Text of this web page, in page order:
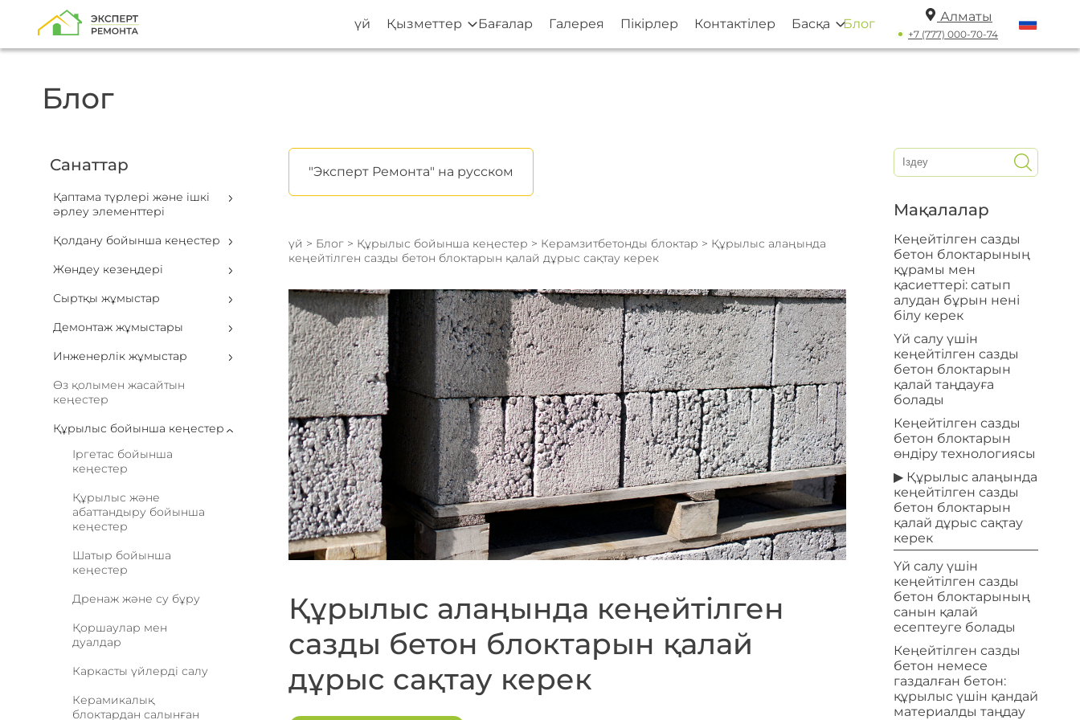
үй Қызметтер Бағалар Галерея Пікірлер Контактілер Басқа Блог Алматы
+7 (777) 000-70-74
Блог
Санаттар
Қаптама түрлері және ішкі
әрлеу элементтері
Қолдану бойынша кеңестер
Жөндеу кезеңдері
Сыртқы жұмыстар
Демонтаж жұмыстары
Инженерлік жұмыстар
Өз қолымен жасайтын
кеңестер
Құрылыс бойынша кеңестер
Іргетас бойынша
кеңестер
Құрылыс және
абаттандыру бойынша
кеңестер
Шатыр бойынша
кеңестер
Дренаж және су бұру
Қоршаулар мен
дуалдар
Каркасты үйлерді салу
Керамикалық
блоктардан салынған
"Эксперт Ремонта" на русском
үй > Блог> Құрылыс бойынша кеңестер > Керамзитбетонды блоктар > Құрылыс алаңында
кеңейтілген сазды бетон блоктарын қалай дұрыс сақтау керек
Құрылыс алаңында кеңейтілген
сазды бетон блоктарын қалай
дұрыс сақтау керек
Мақалалар
Кеңейтілген сазды
бетон блоктарының
құрамы мен
қасиеттері: сатып
алудан бұрын нені
білу керек
Үй салу үшін
кеңейтілген сазды
бетон блоктарын
қалай таңдауға
болады
Кеңейтілген сазды
бетон блоктарын
өндіру технологиясы
▶ Құрылыс алаңында
кеңейтілген сазды
бетон блоктарын
қалай дұрыс сақтау
керек
Үй салу үшін
кеңейтілген сазды
бетон блоктарының
санын қалай
есептеуге болады
Кеңейтілген сазды
бетон немесе
газдалған бетон:
құрылыс үшін қандай
материалды таңдау